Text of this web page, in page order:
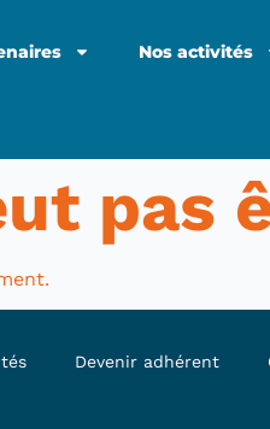
Nos activités
pas
Devenir adhérent